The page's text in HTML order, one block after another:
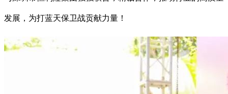
发展，为打蓝天保卫战贡献力量！